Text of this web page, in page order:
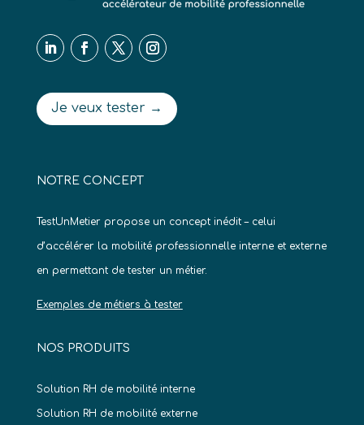
Je veux tester →
NOTRE CONCEPT
TestUnMetier propose un concept inédit – celui
d’accélérer la mobilité professionnelle interne et externe
en permettant de tester un métier.
Exemples de métiers à tester
NOS PRODUITS
Solution RH de mobilité interne
Solution RH de mobilité externe